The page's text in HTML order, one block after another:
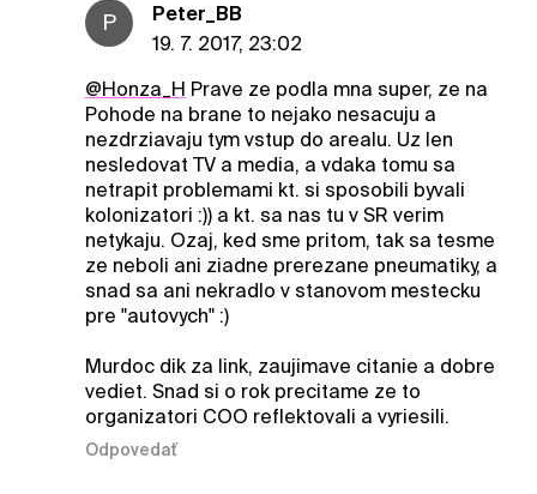
P
Peter_BB
19. 7. 2017, 23:02
@Honza_H Prave ze podla mna super, ze na
Pohode na brane to nejako nesacuju a
nezdrziavaju tym vstup do arealu. Uz len
nesledovat TV a media, a vdaka tomu sa
netrapit problemami kt. si sposobili byvali
kolonizatori :)) a kt. sa nas tu v SR verim
netykaju. Ozaj, ked sme pritom, tak sa tesme
ze neboli ani ziadne prerezane pneumatiky, a
snad sa ani nekradlo v stanovom mestecku
pre "autovych" :)
Murdoc dik za link, zaujimave citanie a dobre
vediet. Snad si o rok precitame ze to
organizatori COO reflektovali a vyriesili.
Odpovedať